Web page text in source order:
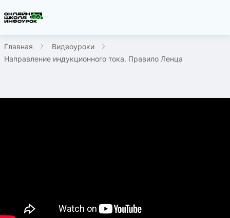
Главная
Видеоуроки
Направление индукционного тока. Правило Ленца